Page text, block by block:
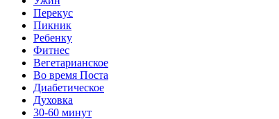
Перекус
Пикник
Ребенку
Фитнес
Вегетарианское
Во время Поста
Диабетическое
Духовка
30-60 минут